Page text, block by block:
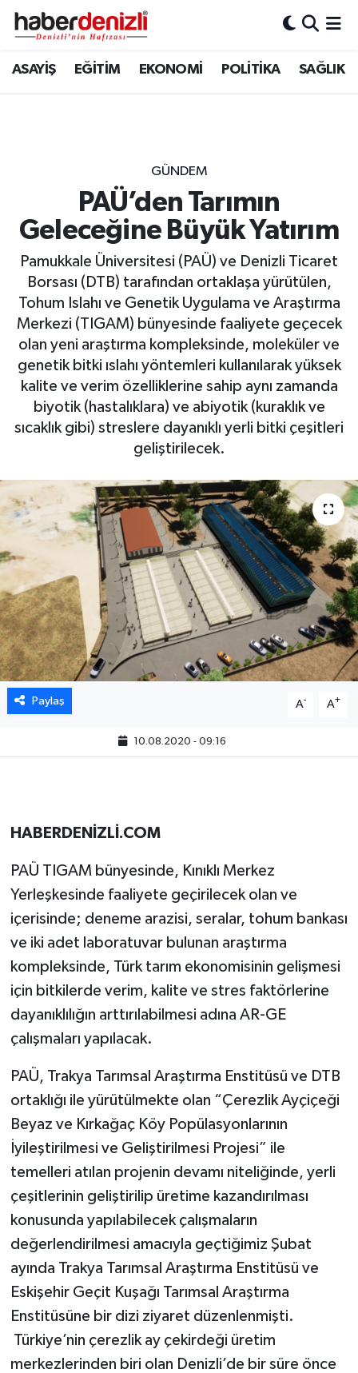
ASAYİŞ EĞİTİM EKONOMİ POLİTİKA SAĞLIK
GÜNDEM
PAÜ’den Tarımın
Geleceğine Büyük Yatırım
Pamukkale Üniversitesi (PAÜ) ve Denizli Ticaret
Borsası (DTB) tarafından ortaklaşa yürütülen,
Tohum Islahı ve Genetik Uygulama ve Araştırma
Merkezi (TIGAM) bünyesinde faaliyete geçecek
olan yeni araştırma kompleksinde, moleküler ve
genetik bitki ıslahı yöntemleri kullanılarak yüksek
kalite ve verim özelliklerine sahip aynı zamanda
biyotik (hastalıklara) ve abiyotik (kuraklık ve
sıcaklık gibi) streslere dayanıklı yerli bitki çeşitleri
geliştirilecek.
Paylaş A- A+
10.08.2020 - 09:16
HABERDENİZLİ.COM
PAÜ TIGAM bünyesinde, Kınıklı Merkez
Yerleşkesinde faaliyete geçirilecek olan ve
içerisinde; deneme arazisi, seralar, tohum bankası
ve iki adet laboratuvar bulunan araştırma
kompleksinde, Türk tarım ekonomisinin gelişmesi
için bitkilerde verim, kalite ve stres faktörlerine
dayanıklılığın arttırılabilmesi adına AR-GE
çalışmaları yapılacak.
PAÜ, Trakya Tarımsal Araştırma Enstitüsü ve DTB
ortaklığı ile yürütülmekte olan “Çerezlik Ayçiçeği
Beyaz ve Kırkağaç Köy Popülasyonlarının
İyileştirilmesi ve Geliştirilmesi Projesi” ile
temelleri atılan projenin devamı niteliğinde, yerli
çeşitlerinin geliştirilip üretime kazandırılması
konusunda yapılabilecek çalışmaların
değerlendirilmesi amacıyla geçtiğimiz Şubat
ayında Trakya Tarımsal Araştırma Enstitüsü ve
Eskişehir Geçit Kuşağı Tarımsal Araştırma
Enstitüsüne bir dizi ziyaret düzenlenmişti.
Türkiye’nin çerezlik ay çekirdeği üretim
merkezlerinden biri olan Denizli’de bir süre önce
Denizli Nöbetçi Eczaneler
Puan Durumu ve Fikstür
Tüm Manşetler
Son Dakika Haberleri
Haber Arşivi